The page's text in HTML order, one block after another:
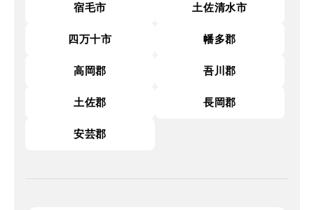
宿毛市 土佐清水市
四万十市 幡多郡
高岡郡 吾川郡
土佐郡 長岡郡
安芸郡